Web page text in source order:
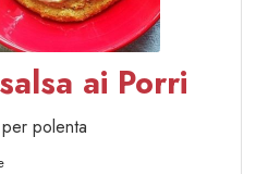
ai Porri
polenta